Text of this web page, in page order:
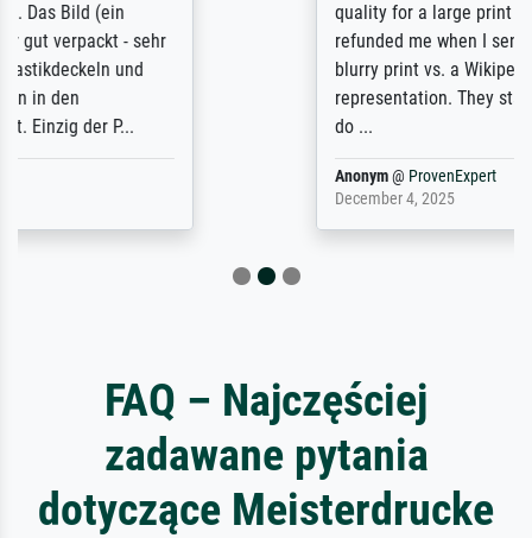
quality for a large print was atrocious. They
refunded me when I sent pictures of the
blurry print vs. a Wikipedia commons
representation. They stated they couldn't
do ...
FAQ – Najczęściej
zadawane pytania
dotyczące Meisterdrucke